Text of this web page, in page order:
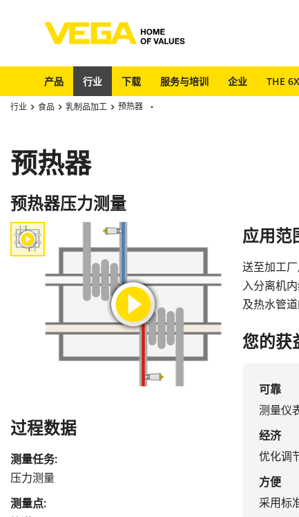
产品 行业 下载 服务与培训 企业 THE 6X
行业 食品 乳制品加工 预热器
预热器
预热器压力测量
过程数据
测量任务:
压力测量
测量点:
应用范
送至加工
入分离机
及热水管道
您的获
可靠
测量仪
经济
优化调
方便
采用标